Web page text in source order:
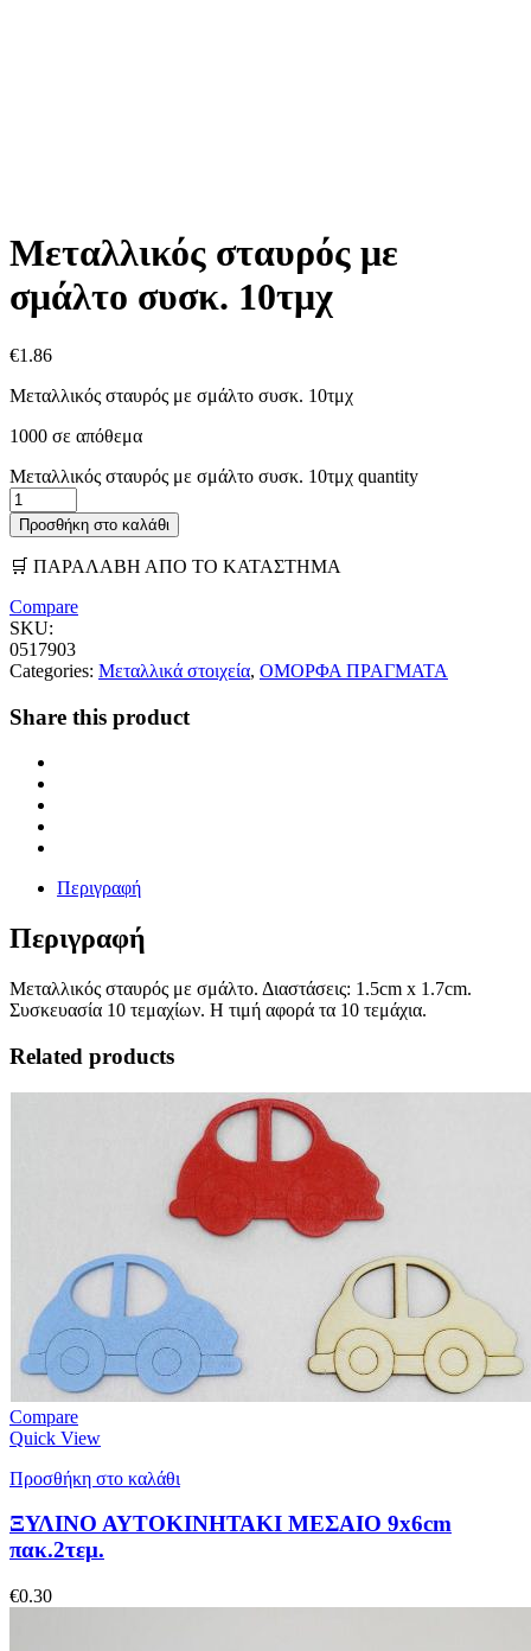
Μεταλλικός σταυρός με
σμάλτο συσκ. 10τμχ
€1.86
Μεταλλικός σταυρός με σμάλτο συσκ. 10τμχ
1000 σε απόθεμα
Μεταλλικός σταυρός με σμάλτο συσκ. 10τμχ quantity
Προσθήκη στο καλάθι
🛒 ΠΑΡΑΛΑΒΗ ΑΠΟ ΤΟ ΚΑΤΑΣΤΗΜΑ
Compare
SKU:
0517903
Categories: Μεταλλικά στοιχεία, ΟΜΟΡΦΑ ΠΡΑΓΜΑΤΑ
Share this product
Περιγραφή
Περιγραφή
Μεταλλικός σταυρός με σμάλτο. Διαστάσεις: 1.5cm x 1.7cm.
Συσκευασία 10 τεμαχίων. Η τιμή αφορά τα 10 τεμάχια.
Related products
Compare
Quick View
Προσθήκη στο καλάθι
ΞΥΛΙΝΟ ΑΥΤΟΚΙΝΗΤΑΚΙ ΜΕΣΑΙΟ 9x6cm
πακ.2τεμ.
€0.30